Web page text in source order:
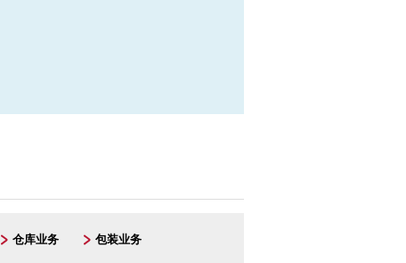
仓库业务
包装业务